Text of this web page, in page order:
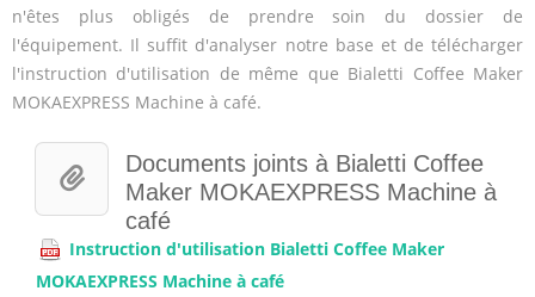
n'êtes plus obligés de prendre soin du dossier de
l'équipement. Il suffit d'analyser notre base et de télécharger
l'instruction d'utilisation de même que Bialetti Coffee Maker
MOKAEXPRESS Machine à café.
Documents joints à Bialetti Coffee
Maker MOKAEXPRESS Machine à
café
Instruction d'utilisation Bialetti Coffee Maker
MOKAEXPRESS Machine à café